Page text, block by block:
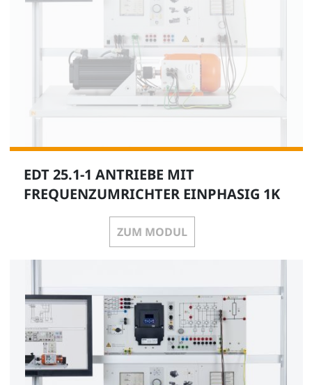
EDT 25.1-1 ANTRIEBE MIT
FREQUENZUMRICHTER EINPHASIG 1K
ZUM MODUL